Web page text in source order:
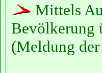
Mittels
Bevölkerung
(Meldung